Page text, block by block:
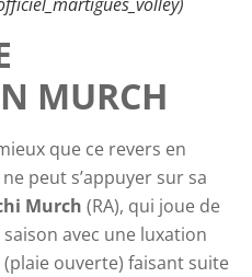
MURCH
que ce revers en
peut s’appuyer sur sa
Murch (RA), qui joue de
avec une luxation
ouverte) faisant suite